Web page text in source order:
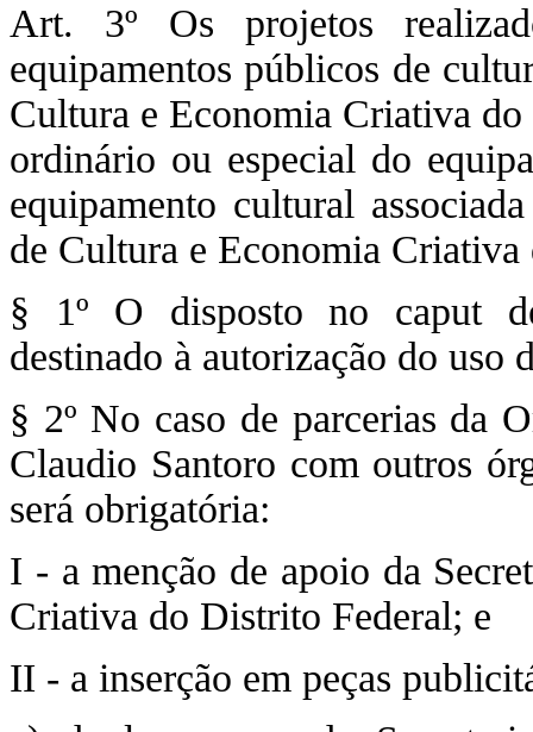
Art. 3º Os projetos
equipamentos públicos de
Cultura e Economia Criativa
ordinário ou especial do
equipamento cultural
de Cultura e Economia
§ 1º O disposto no caput
destinado à autorização do uso
§ 2º No caso de parcerias da
Claudio Santoro com outros
será obrigatória:
I - a menção de apoio da
Criativa do Distrito Federal; e
II - a inserção em peças